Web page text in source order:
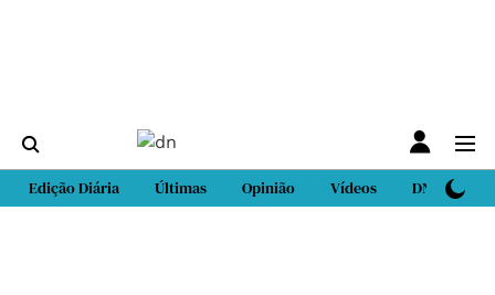
Edição Diária Últimas Opinião Vídeos DN Sport